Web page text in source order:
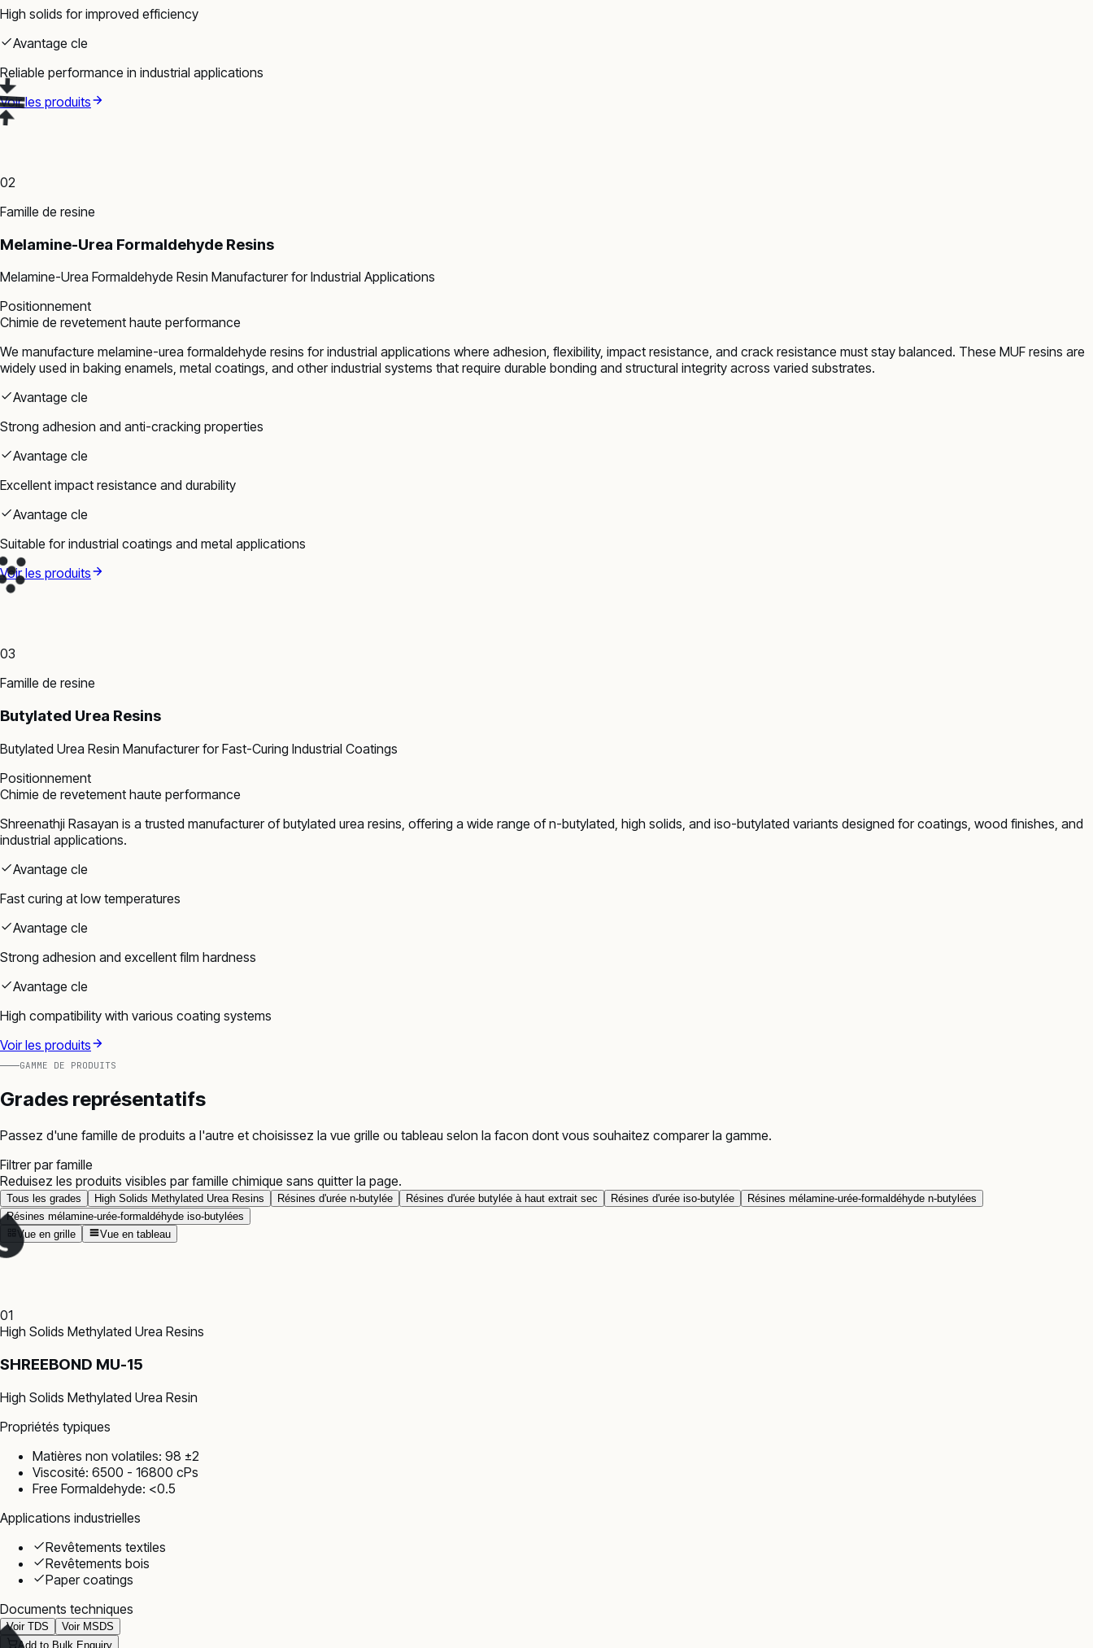
High solids for improved efficiency
Avantage cle
Reliable performance in industrial applications
Voir les produits
02
Famille de resine
Melamine-Urea Formaldehyde Resins
Melamine-Urea Formaldehyde Resin Manufacturer for Industrial Applications
Positionnement
Chimie de revetement haute performance
We manufacture melamine-urea formaldehyde resins for industrial applications where adhesion, flexibility, impact resistance, and crack resistance must stay balanced. These MUF resins are
widely used in baking enamels, metal coatings, and other industrial systems that require durable bonding and structural integrity across varied substrates.
Avantage cle
Strong adhesion and anti-cracking properties
Avantage cle
Excellent impact resistance and durability
Avantage cle
Suitable for industrial coatings and metal applications
Voir les produits
03
Famille de resine
Butylated Urea Resins
Butylated Urea Resin Manufacturer for Fast-Curing Industrial Coatings
Positionnement
Chimie de revetement haute performance
Shreenathji Rasayan is a trusted manufacturer of butylated urea resins, offering a wide range of n-butylated, high solids, and iso-butylated variants designed for coatings, wood finishes, and
industrial applications.
Avantage cle
Fast curing at low temperatures
Avantage cle
Strong adhesion and excellent film hardness
Avantage cle
High compatibility with various coating systems
Voir les produits
GAMME DE PRODUITS
Grades représentatifs
Passez d'une famille de produits a l'autre et choisissez la vue grille ou tableau selon la facon dont vous souhaitez comparer la gamme.
Filtrer par famille
Reduisez les produits visibles par famille chimique sans quitter la page.
Tous les grades High Solids Methylated Urea Resins Résines d'urée n-butylée Résines d'urée butylée à haut extrait sec Résines d'urée iso-butylée
Résines mélamine-urée-formaldéhyde n-butylées
Résines mélamine-urée-formaldéhyde iso-butylées
Vue en grille
Vue en tableau
01
High Solids Methylated Urea Resins
SHREEBOND MU-15
High Solids Methylated Urea Resin
Propriétés typiques
Matières non volatiles: 98 ±2
Viscosité: 6500 - 16800 cPs
Free Formaldehyde: <0.5
Applications industrielles
Revêtements textiles
Revêtements bois
Paper coatings
Documents techniques
Voir TDS
Voir MSDS
Add to Bulk Enquiry